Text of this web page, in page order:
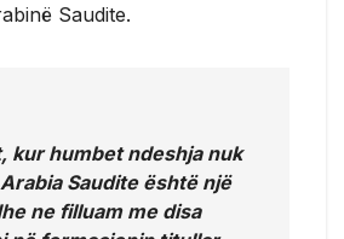
Saudite.
kur humbet ndeshja nuk
Saudite është një
ne filluam me disa